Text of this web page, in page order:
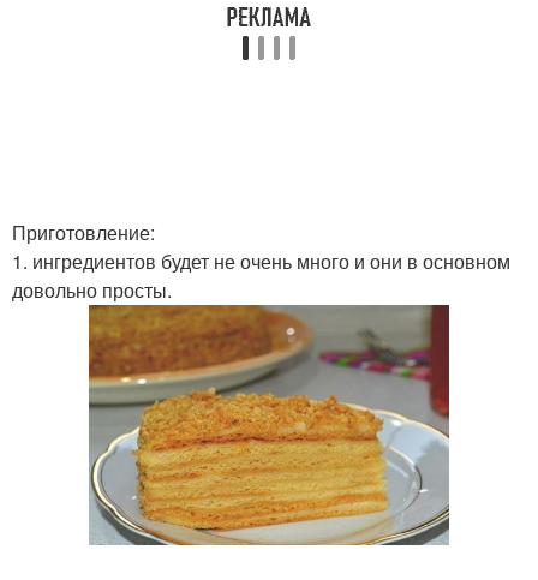
Приготовление:
1. ингредиентов будет не очень много и они в основном
довольно просты.